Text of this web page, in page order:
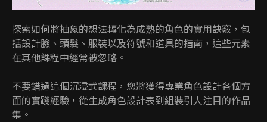
探索如何將抽象的想法轉化為成熟的角色的實用訣竅，包
括設計臉、頭髮、服裝以及符號和道具的指南，這些元素
在其他課程中經常被忽略。
不要錯過這個沉浸式課程，您將獲得專業角色設計各個方
面的實踐經驗，從生成角色設計表到組裝引人注目的作品
集。